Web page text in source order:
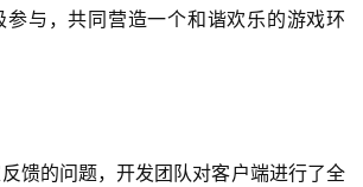
参与，共同营造一个和谐欢乐的游戏环
馈的问题，开发团队对客户端进行了全